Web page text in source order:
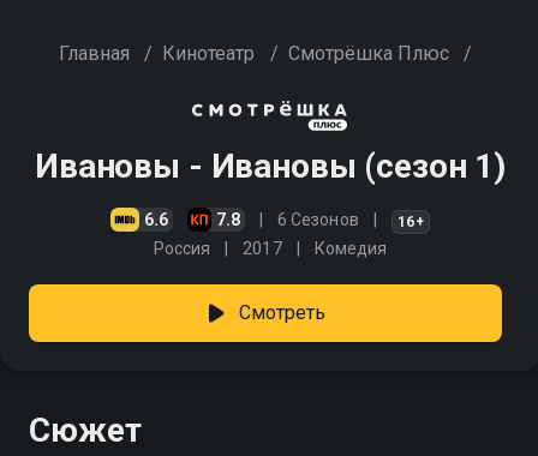
Главная / Кинотеатр / Смотрёшка Плюс /
Ивановы - Ивановы (сезон 1)
6.6 7.8 6 Сезонов 16+
Россия 2017 Комедия
Смотреть
Сюжет